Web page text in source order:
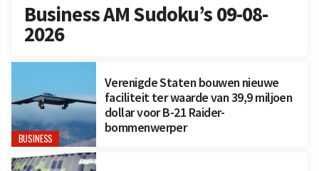
Business AM Sudoku’s 09-08-
2026
BUSINESS
Verenigde Staten bouwen nieuwe
faciliteit ter waarde van 39,9 miljoen
dollar voor B-21 Raider-
bommenwerper